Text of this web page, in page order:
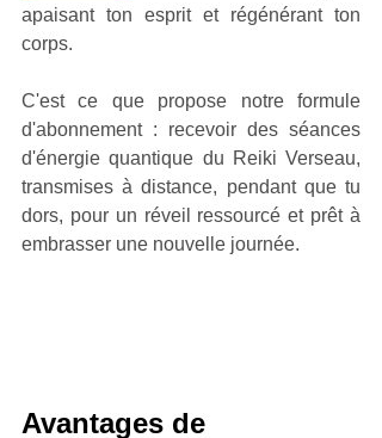
apaisant ton esprit et régénérant ton
corps.
C'est ce que propose notre formule
d'abonnement : recevoir des séances
d'énergie quantique du Reiki Verseau,
transmises à distance, pendant que tu
dors, pour un réveil ressourcé et prêt à
embrasser une nouvelle journée.
Avantages de